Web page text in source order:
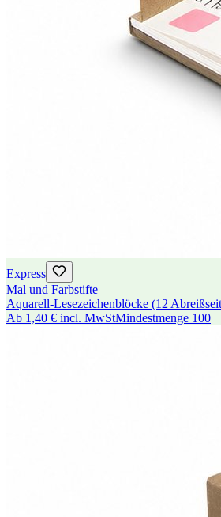
Express
Mal und Farbstifte
Aquarell-Lesezeichenblöcke (12
Ab 1,40 € incl. MwStMindestmenge 100